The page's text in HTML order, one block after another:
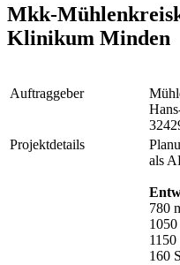
Mkk-
Klinikum Minden
Auftraggeber
Projektdetails
als
780
160